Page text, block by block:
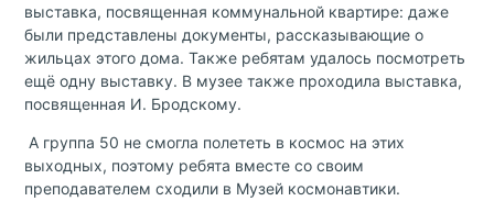
выставка, посвященная коммунальной квартире: даже
были представлены документы, рассказывающие о
жильцах этого дома. Также ребятам удалось посмотреть
ещё одну выставку. В музее также проходила выставка,
посвященная И. Бродскому.
А группа 50 не смогла полететь в космос на этих
выходных, поэтому ребята вместе со своим
преподавателем сходили в Музей космонавтики.